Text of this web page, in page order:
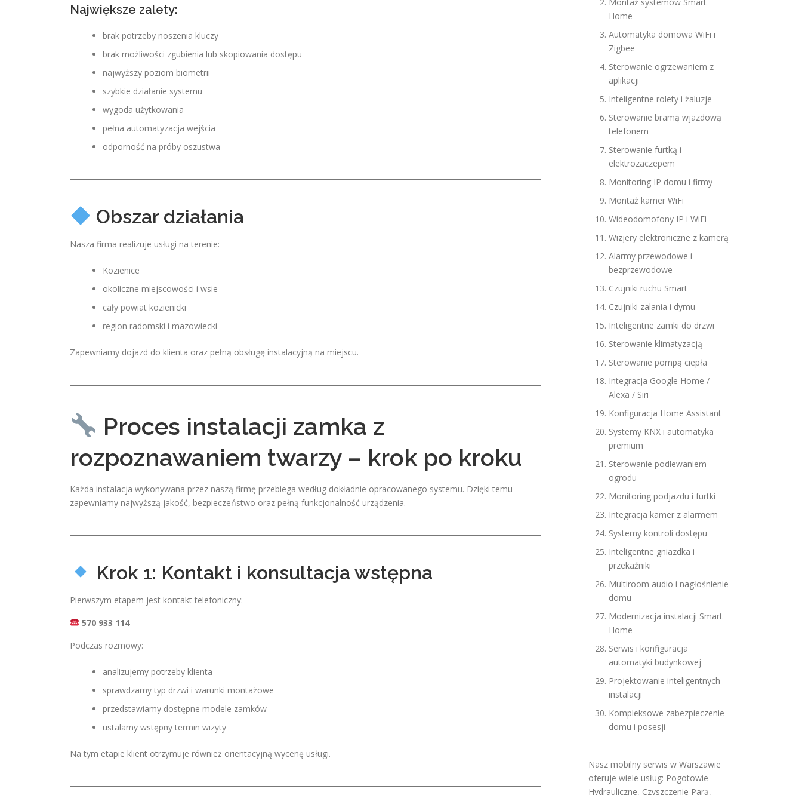
Największe zalety:
brak potrzeby noszenia kluczy
brak możliwości zgubienia lub skopiowania dostępu
najwyższy poziom biometrii
szybkie działanie systemu
wygoda użytkowania
pełna automatyzacja wejścia
odporność na próby oszustwa
Obszar działania
Nasza firma realizuje usługi na terenie:
Kozienice
okoliczne miejscowości i wsie
cały powiat kozienicki
region radomski i mazowiecki
Zapewniamy dojazd do klienta oraz pełną obsługę instalacyjną na miejscu.
Proces instalacji zamka z
rozpoznawaniem twarzy – krok po kroku
Każda instalacja wykonywana przez naszą firmę przebiega według dokładnie opracowanego systemu. Dzięki temu
zapewniamy najwyższą jakość, bezpieczeństwo oraz pełną funkcjonalność urządzenia.
Krok 1: Kontakt i konsultacja wstępna
Pierwszym etapem jest kontakt telefoniczny:
570 933 114
Podczas rozmowy:
analizujemy potrzeby klienta
sprawdzamy typ drzwi i warunki montażowe
przedstawiamy dostępne modele zamków
ustalamy wstępny termin wizyty
Na tym etapie klient otrzymuje również orientacyjną wycenę usługi.
Home
Automatyka domowa WiFi i
Zigbee
Sterowanie ogrzewaniem z
aplikacji
Inteligentne rolety i żaluzje
Sterowanie bramą wjazdową
telefonem
Sterowanie furtką i
elektrozaczepem
Monitoring IP domu i firmy
Montaż kamer WiFi
Wideodomofony IP i WiFi
Wizjery elektroniczne z kamerą
Alarmy przewodowe i
bezprzewodowe
Czujniki ruchu Smart
Czujniki zalania i dymu
Inteligentne zamki do drzwi
Sterowanie klimatyzacją
Sterowanie pompą ciepła
Integracja Google Home /
Alexa / Siri
Konfiguracja Home Assistant
Systemy KNX i automatyka
premium
Sterowanie podlewaniem
ogrodu
Monitoring podjazdu i furtki
Integracja kamer z alarmem
Systemy kontroli dostępu
Inteligentne gniazdka i
przekaźniki
Multiroom audio i nagłośnienie
domu
Modernizacja instalacji Smart
Home
Serwis i konfiguracja
automatyki budynkowej
Projektowanie inteligentnych
instalacji
Kompleksowe zabezpieczenie
domu i posesji
Nasz mobilny serwis w Warszawie
oferuje wiele usług: Pogotowie
Hydrauliczne, Czyszczenie Parą,